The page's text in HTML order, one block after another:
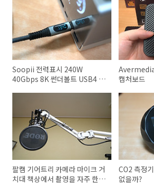
Soopii 전력표시 240W
40Gbps 8K 썬더볼트 USB4 C
캡처보드
팔캠 기어트리 카메라 마이크 거
치대 책상에서 촬영을 자주 한다
CO2 측정
없을까?